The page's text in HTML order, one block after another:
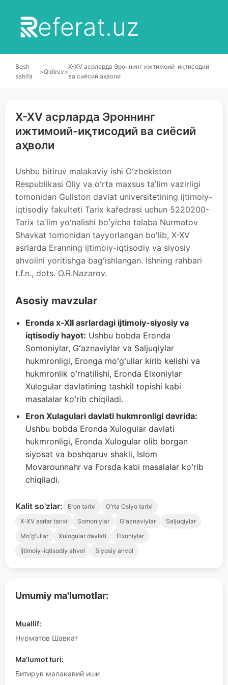
eferat.uz
Bosh
sahifa
>Qidiruv>
X-XV асрларда Эроннинг ижтимоий-иқтисодий
ва сиёсий аҳволи
Umumiy ma'lumotlar:
Muallif:
Нурматов Шавкат
Ma'lumot turi:
Битирув малакавий иши
X-XV асрларда Эроннинг
ижтимоий-иқтисодий ва сиёсий
аҳволи
Ushbu bitiruv malakaviy ishi Oʻzbekiston
Respublikasi Oliy va oʻrta maxsus taʼlim vazirligi
tomonidan Guliston davlat universitetining ijtimoiy-
iqtisodiy fakulteti Tarix kafedrasi uchun 5220200-
Tarix taʼlim yoʻnalishi boʻyicha talaba Nurmatov
Shavkat tomonidan tayyorlangan boʻlib, X-XV
asrlarda Eranning ijtimoiy-iqtisodiy va siyosiy
ahvolini yoritishga bagʻishlangan. Ishning rahbari
t.f.n., dots. O.R.Nazarov.
Asosiy mavzular
Eronda x-XII asrlardagi ijtimoiy-siyosiy va
iqtisodiy hayot: Ushbu bobda Eronda
Somoniylar, Gʻaznaviylar va Saljuqiylar
hukmronligi, Eronga moʻgʻullar kirib kelishi va
hukmronlik oʻrnatilishi, Eronda Elxoniylar
Xulogular davlatining tashkil topishi kabi
masalalar koʻrib chiqiladi.
Eron Xulagulari davlati hukmronligi davrida:
Ushbu bobda Eronda Xulogular davlati
hukmronligi, Eronda Xulogular olib borgan
siyosat va boshqaruv shakli, Islom
Movarounnahr va Forsda kabi masalalar koʻrib
chiqiladi.
Kalit so'zlar: Eron tarixi
Oʻrta Osiyo tarixi
X-XV asrlar tarixi
Somoniylar Gʻaznaviylar
Saljuqiylar
Moʻgʻullar
Xulogular davlati
Elxoniylar
Ijtimoiy-iqtisodiy ahvol
Siyosiy ahvol